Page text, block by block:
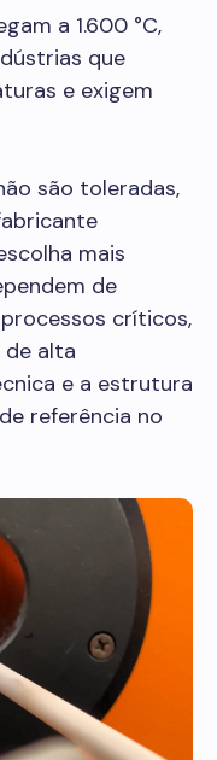
a 1.600 °C,
que
e exigem
são toleradas,
mais
de
críticos,
de alta
e a estrutura
referência no